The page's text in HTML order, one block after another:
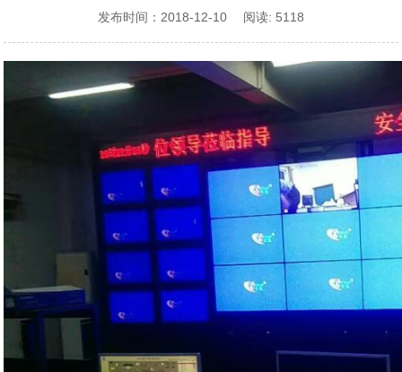
发布时间：2018-12-10 阅读: 5118